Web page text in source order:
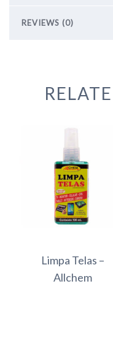
REVIEWS (0)
Limpa Telas –
Allchem